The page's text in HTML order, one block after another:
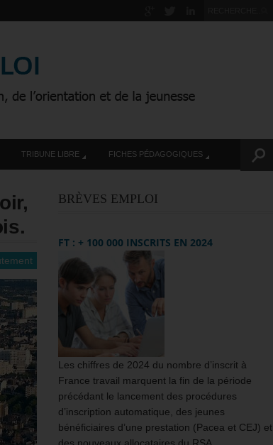
TRIBUNE LIBRE FICHES PÉDAGOGIQUES
BRÈVES EMPLOI
FT : + 100 000 INSCRITS EN 2024
Les chiffres de 2024 du nombre d’inscrit à
France travail marquent la fin de la période
précédant le lancement des procédures
d’inscription automatique, des jeunes
bénéficiaires d’une prestation (Pacea et CEJ) et